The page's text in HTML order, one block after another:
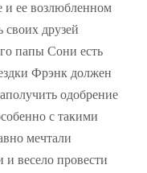
и ее возлюбленном
друзей
папы Сони есть
Фрэнк должен
одобрение
с такими
мечтали
и весело провести